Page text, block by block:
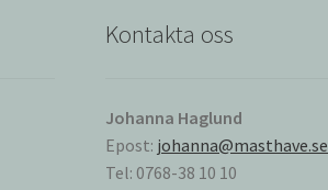
Kontakta oss
Johanna Haglund
Epost: johanna@masthave.se
Tel: 0768-38 10 10